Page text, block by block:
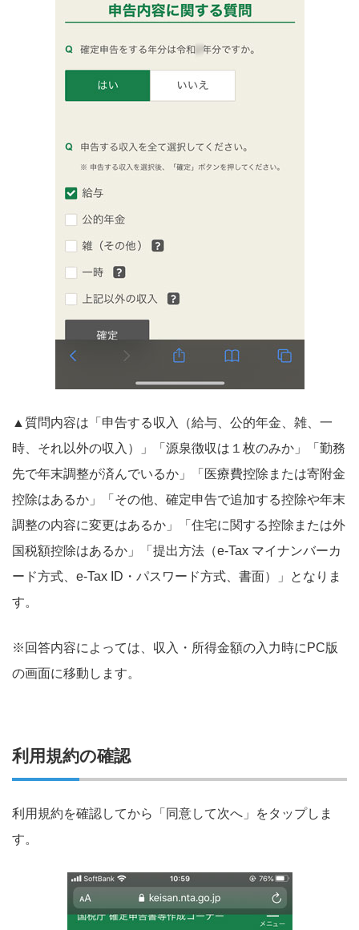
▲質問内容は「申告する収入（給与、公的年金、雑、一
時、それ以外の収入）」「源泉徴収は１枚のみか」「勤務
先で年末調整が済んでいるか」「医療費控除または寄附金
控除はあるか」「その他、確定申告で追加する控除や年末
調整の内容に変更はあるか」「住宅に関する控除または外
国税額控除はあるか」「提出方法（e-Tax マイナンバーカ
ード方式、e-Tax ID・パスワード方式、書面）」となりま
す。
※回答内容によっては、収入・所得金額の入力時にPC版
の画面に移動します。
利用規約の確認
利用規約を確認してから「同意して次へ」をタップしま
す。